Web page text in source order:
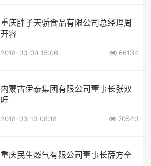
重庆胖子天骄食品有限公司总经理周
开容
2018-03-09 15:06 66134
内蒙古伊泰集团有限公司董事长张双
旺
2018-03-10 08:18 70540
重庆民生燃气有限公司董事长薛方全